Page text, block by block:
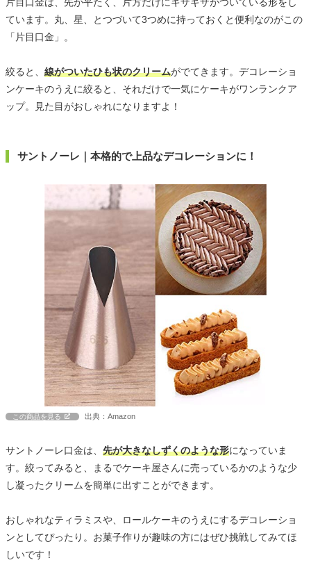
ています。丸、星、とつづいて3つめに持っておくと便利なのがこの
「片目口金」。
絞ると、 線がついたひも状のクリームがでてきます。デコレーショ
ンケーキのうえに絞ると、それだけで一気にケーキがワンランクア
ップ。見た目がおしゃれになりますよ！
サントノーレ｜本格的で上品なデコレーションに！
この商品を見る 出典：Amazon
サントノーレ口金は、 先が大きなしずくのような形になっていま
す。絞ってみると、まるでケーキ屋さんに売っているかのような少
し凝ったクリームを簡単に出すことができます。
おしゃれなティラミスや、ロールケーキのうえにするデコレーショ
ンとしてぴったり。お菓子作りが趣味の方にはぜひ挑戦してみてほ
しいです！